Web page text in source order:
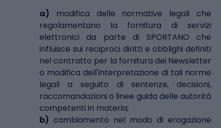
a) modifica delle normative legali che
regolamentano la fornitura di servizi
elettronici da parte di SPORTANO che
influisce sui reciproci diritti e obblighi definiti
nel contratto per la fornitura dei Newsletter
o modifica dell'interpretazione di tali norme
legali a seguito di sentenze, decisioni,
raccomandazioni o linee guida delle autorità
competenti in materia;
b) cambiamento nel modo di erogazione